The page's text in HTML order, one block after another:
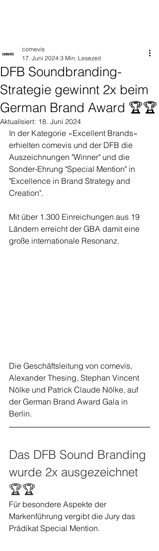
DFB Soundbranding-
Strategie gewinnt 2x beim
German Brand Award 🏆🏆
comevis
17. Juni 2024 3 Min. Lesezeit
Aktualisiert: 18. Juni 2024
In der Kategorie »Excellent Brands«
erhielten comevis und der DFB die
Auszeichnungen "Winner" und die
Sonder-Ehrung "Special Mention" in
"Excellence in Brand Strategy and
Creation".
Mit über 1.300 Einreichungen aus 19
Ländern erreicht der GBA damit eine
große internationale Resonanz.
Die Geschäftsleitung von comevis,
Alexander Thesing, Stephan Vincent
Nölke und Patrick Claude Nölke, auf
der German Brand Award Gala in
Berlin.
Das DFB Sound Branding
wurde 2x ausgezeichnet
🏆🏆
Für besondere Aspekte der
Markenführung vergibt die Jury das
Prädikat Special Mention.